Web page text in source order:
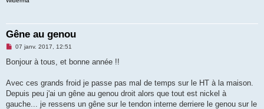
Gêne au genou
M
s
g
n
o
07 janv. 2017, 12:51
Bonjour à tous, et bonne année !!
Avec ces grands froid je passe pas mal de temps sur le HT à la maison.
Depuis peu j'ai un gêne au genou droit alors que tout est nickel à
gauche... je ressens un gêne sur le tendon interne derriere le genou sur le